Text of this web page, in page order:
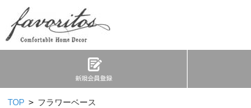
TOP > フラワーベース